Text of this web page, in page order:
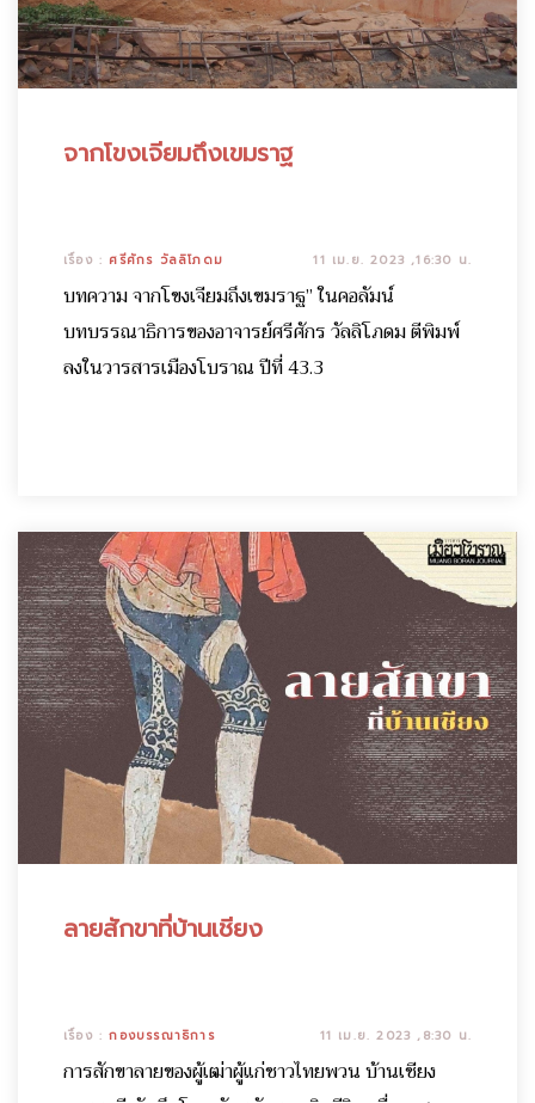
จากโขงเจียมถึงเขมราฐ
เรื่อง : ศรีศักร วัลลิโภดม 11 เม.ย. 2023 ,16:30 น.
บทความ จากโขงเจียมถึงเขมราฐ” ในคอลัมน์
บทบรรณาธิการของอาจารย์ศรีศักร วัลลิโภดม ตีพิมพ์
ลงในวารสารเมืองโบราณ ปีที่ 43.3
ลายสักขาที่บ้านเชียง
เรื่อง :กองบรรณาธิการ 11 เม.ย. 2023 ,8:30 น.
การสักขาลายของผู้เฒ่าผู้แก่ชาวไทยพวน บ้านเชียง